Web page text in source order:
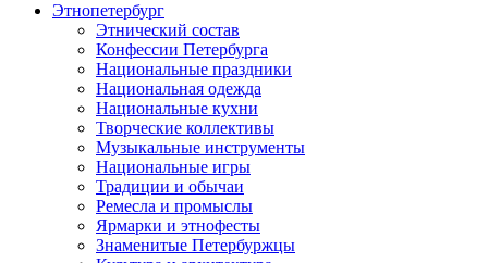
Этнопетербург
Этнический состав
Конфессии Петербурга
Национальные праздники
Национальная одежда
Национальные кухни
Творческие коллективы
Музыкальные инструменты
Национальные игры
Традиции и обычаи
Ремесла и промыслы
Ярмарки и этнофесты
Знаменитые Петербуржцы